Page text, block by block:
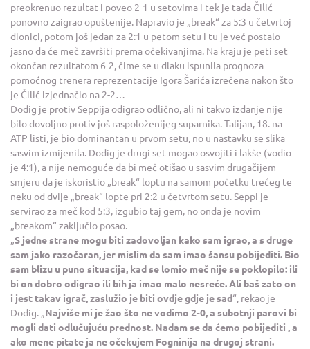
preokrenuo rezultat i poveo 2-1 u setovima i tek je tada Čilić
ponovno zaigrao opuštenije. Napravio je „break“ za 5:3 u četvrtoj
dionici, potom još jedan za 2:1 u petom setu i tu je već postalo
jasno da će meč završiti prema očekivanjima. Na kraju je peti set
okončan rezultatom 6-2, čime se u dlaku ispunila prognoza
pomoćnog trenera reprezentacije Igora Šarića izrečena nakon što
je Čilić izjednačio na 2-2…
Dodig je protiv Seppija odigrao odlično, ali ni takvo izdanje nije
bilo dovoljno protiv još raspoloženijeg suparnika. Talijan, 18. na
ATP listi, je bio dominantan u prvom setu, no u nastavku se slika
sasvim izmijenila. Dodig je drugi set mogao osvojiti i lakše (vodio
je 4:1), a nije nemoguće da bi meč otišao u sasvim drugačijem
smjeru da je iskoristio „break“ loptu na samom početku trećeg te
neku od dvije „break“ lopte pri 2:2 u četvrtom setu. Seppi je
servirao za meč kod 5:3, izgubio taj gem, no onda je novim
„breakom“ zaključio posao.
„S jedne strane mogu biti zadovoljan kako sam igrao, a s druge
sam jako razočaran, jer mislim da sam imao šansu pobijediti. Bio
sam blizu u puno situacija, kad se lomio meč nije se poklopilo: ili
bi on dobro odigrao ili bih ja imao malo nesreće. Ali baš zato on
i jest takav igrač, zaslužio je biti ovdje gdje je sad“, rekao je
Dodig. „Najviše mi je žao što ne vodimo 2-0, a subotnji parovi bi
mogli dati odlučujuću prednost. Nadam se da ćemo pobijediti , a
ako mene pitate ja ne očekujem Fogninija na drugoj strani.